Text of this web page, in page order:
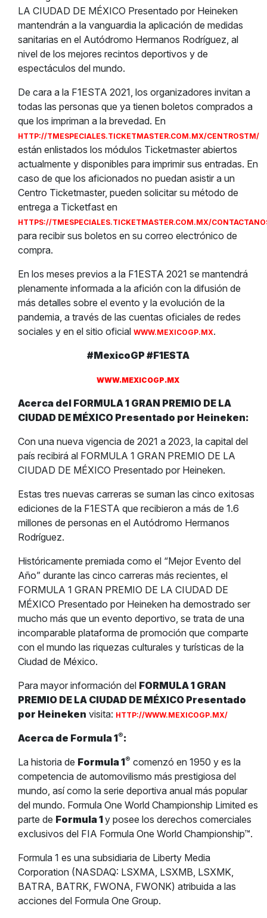
LA CIUDAD DE MÉXICO Presentado por Heineken
mantendrán a la vanguardia la aplicación de medidas
sanitarias en el Autódromo Hermanos Rodríguez, al
nivel de los mejores recintos deportivos y de
espectáculos del mundo.
De cara a la F1ESTA 2021, los organizadores invitan a
todas las personas que ya tienen boletos comprados a
que los impriman a la brevedad. En
HTTP://TMESPECIALES.TICKETMASTER.COM.MX/CENTROSTM/
están enlistados los módulos Ticketmaster abiertos
actualmente y disponibles para imprimir sus entradas. En
caso de que los aficionados no puedan asistir a un
Centro Ticketmaster, pueden solicitar su método de
entrega a Ticketfast en
HTTPS://TMESPECIALES.TICKETMASTER.COM.MX/
para recibir sus boletos en su correo electrónico de
compra.
En los meses previos a la F1ESTA 2021 se mantendrá
plenamente informada a la afición con la difusión de
más detalles sobre el evento y la evolución de la
pandemia, a través de las cuentas oficiales de redes
sociales y en el sitio oficial WWW.MEXICOGP.MX.
#MexicoGP #F1ESTA
WWW.MEXICOGP.MX
Acerca del FORMULA 1 GRAN PREMIO DE LA
CIUDAD DE MÉXICO Presentado por Heineken:
Con una nueva vigencia de 2021 a 2023, la capital del
país recibirá al FORMULA 1 GRAN PREMIO DE LA
CIUDAD DE MÉXICO Presentado por Heineken.
Estas tres nuevas carreras se suman las cinco exitosas
ediciones de la F1ESTA que recibieron a más de 1.6
millones de personas en el Autódromo Hermanos
Rodríguez.
Históricamente premiada como el “Mejor Evento del
Año” durante las cinco carreras más recientes, el
FORMULA 1 GRAN PREMIO DE LA CIUDAD DE
MÉXICO Presentado por Heineken ha demostrado ser
mucho más que un evento deportivo, se trata de una
incomparable plataforma de promoción que comparte
con el mundo las riquezas culturales y turísticas de la
Ciudad de México.
Para mayor información del FORMULA 1 GRAN
PREMIO DE LA CIUDAD DE MÉXICO Presentado
por Heineken visita: HTTP://WWW.MEXICOGP.MX/
Acerca de Formula 1®:
La historia de Formula 1® comenzó en 1950 y es la
competencia de automovilismo más prestigiosa del
mundo, así como la serie deportiva anual más popular
del mundo. Formula One World Championship Limited es
parte de Formula 1y posee los derechos comerciales
exclusivos del FIA Formula One World Championship™.
Formula 1 es una subsidiaria de Liberty Media
Corporation (NASDAQ: LSXMA, LSXMB, LSXMK,
BATRA, BATRK, FWONA, FWONK) atribuida a las
acciones del Formula One Group.